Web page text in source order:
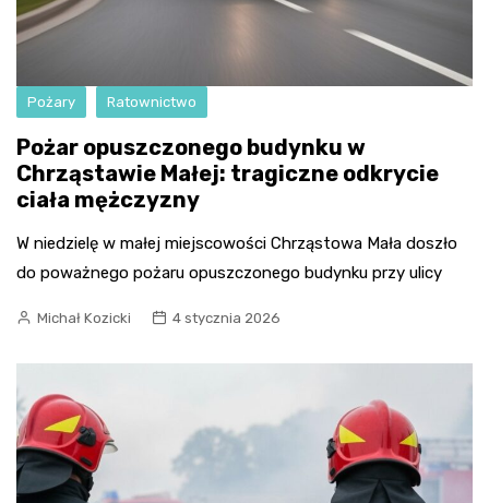
Pożary Ratownictwo
Pożar opuszczonego budynku w
Chrząstawie Małej: tragiczne odkrycie
ciała mężczyzny
W niedzielę w małej miejscowości Chrząstowa Mała doszło
do poważnego pożaru opuszczonego budynku przy ulicy
Michał Kozicki 4 stycznia 2026